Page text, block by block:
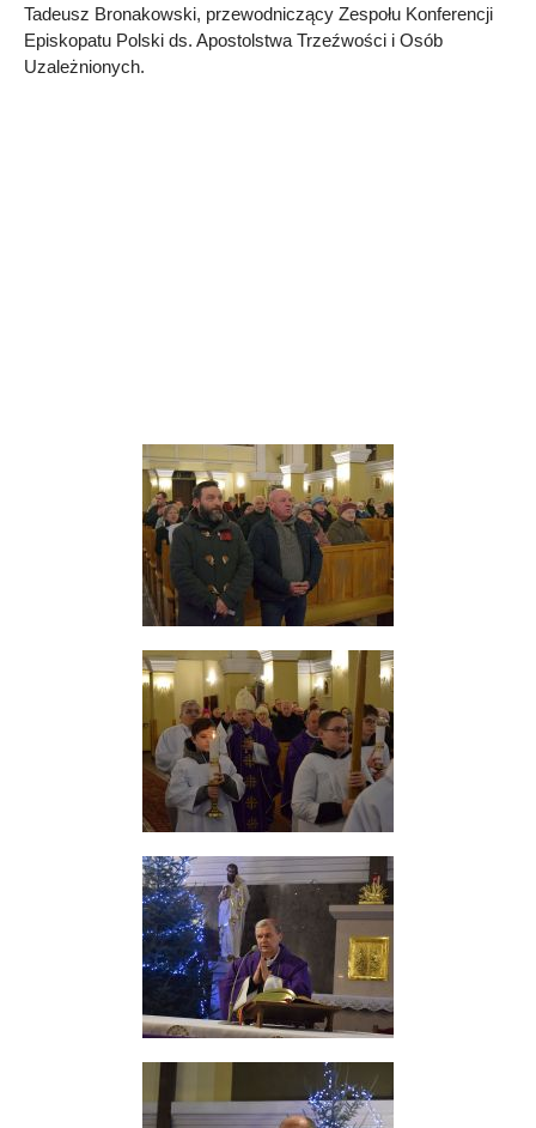
Tadeusz Bronakowski, przewodniczący Zespołu Konferencji
Episkopatu Polski ds. Apostolstwa Trzeźwości i Osób
Uzależnionych.